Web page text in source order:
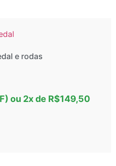
e rodas
ou 2x de R$149,50